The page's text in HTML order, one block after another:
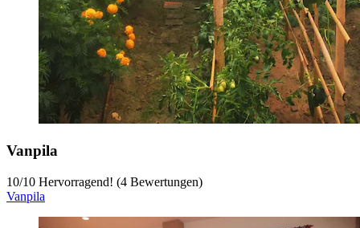
Vanpila
10/10 Hervorragend! (4 Bewertungen)
Vanpila